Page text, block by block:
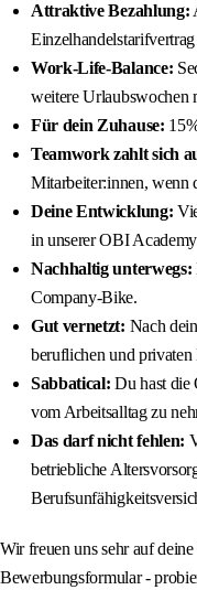
Attraktive Bezahlung:
Work-Life-Balance:
weitere Urlaubswochen
Für dein Zuhause:
Teamwork zahlt sich
Mitarbeiter:innen, wenn
Deine Entwicklung:
in unserer OBI
Nachhaltig unterwegs:
Company-Bike.
Gut vernetzt: Nach
beruflichen und privaten
Sabbatical: Du hast die
vom Arbeitsalltag zu
Das darf nicht fehlen:
betriebliche
Wir freuen uns sehr auf
Bewerbungsformular -